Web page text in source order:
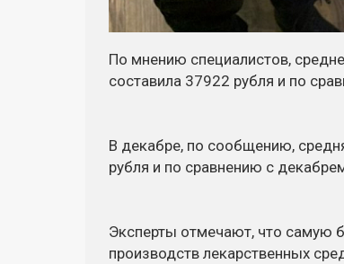
По мнению специалистов,
составила 37922 рубля и по
В декабре, по сообщению,
рубля и по сравнению с
Эксперты отмечают, что самую
производств лекарственных